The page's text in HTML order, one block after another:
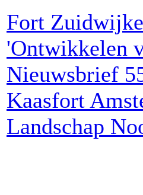
Fort
'Ontwikkelen
Nieuwsbrief
Kaasfort
Landschap